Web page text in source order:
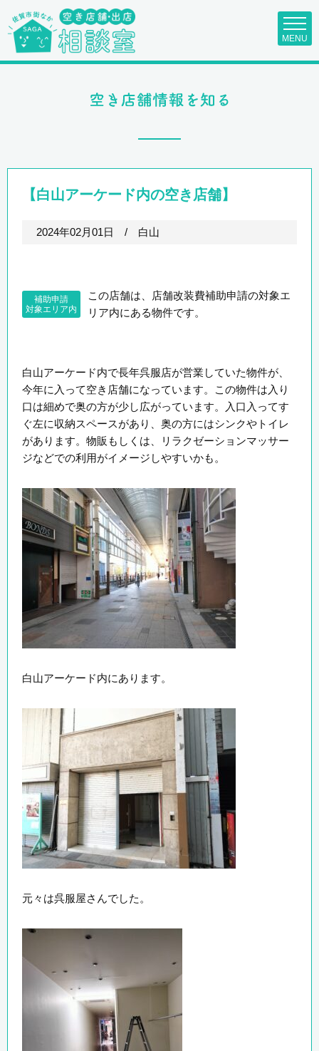
【白山アーケード内の空き店舗】
2024年02月01日 / 白山
補助申請
対象エリア内
この店舗は、店舗改装費補助申請の対象エ
リア内にある物件です。
白山アーケード内で長年呉服店が営業していた物件が、
今年に入って空き店舗になっています。この物件は入り
口は細めで奥の方が少し広がっています。入口入ってす
ぐ左に収納スペースがあり、奥の方にはシンクやトイレ
があります。物販もしくは、リラクゼーションマッサー
ジなどでの利用がイメージしやすいかも。
白山アーケード内にあります。
元々は呉服屋さんでした。
MENU